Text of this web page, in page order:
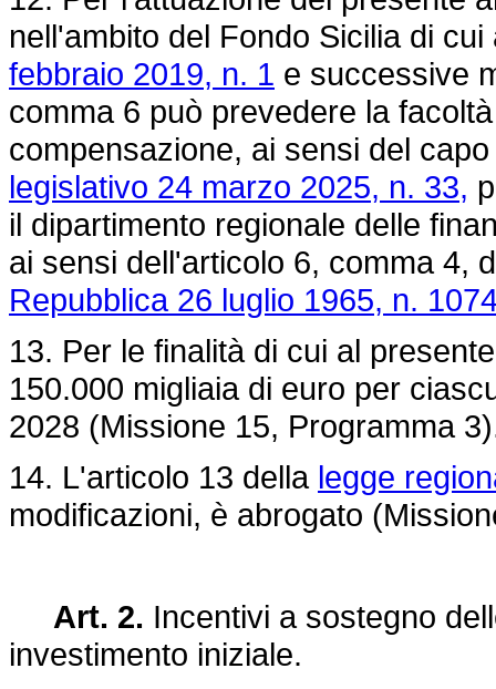
nell'ambito del Fondo Sicilia di
febbraio 2019, n. 1 e successive
comma 6 può prevedere la
compensazione, ai sensi del
legislativo 24 marzo 2025, n. 33,
il dipartimento regionale delle
ai sensi dell'articolo 6, comma 4,
Repubblica 26 luglio 1965, n.
13. Per le finalità di cui al
150.000 migliaia di euro per
2028 (Missione 15, Programma
14. L'articolo 13 della legge
modificazioni, è abrogato
Art. 2. Incentivi a sostegno
investimento iniziale.